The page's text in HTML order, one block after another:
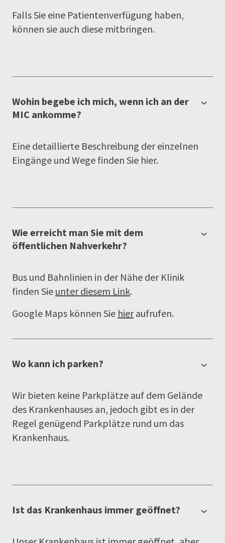
Falls Sie eine Patientenverfügung haben,
können sie auch diese mitbringen.
Wohin begebe ich mich, wenn ich an der
MIC ankomme?
Eine detaillierte Beschreibung der einzelnen
Eingänge und Wege finden Sie hier.
Wie erreicht man Sie mit dem
öffentlichen Nahverkehr?
Bus und Bahnlinien in der Nähe der Klinik
finden Sie unter diesem Link.
Google Maps können Sie hieraufrufen.
Wo kann ich parken?
Wir bieten keine Parkplätze auf dem Gelände
des Krankenhauses an, jedoch gibt es in der
Regel genügend Parkplätze rund um das
Krankenhaus.
Ist das Krankenhaus immer geöffnet?